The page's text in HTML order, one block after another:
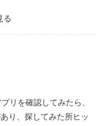
る
リを確認してみたら、
り、探してみた所ヒッ